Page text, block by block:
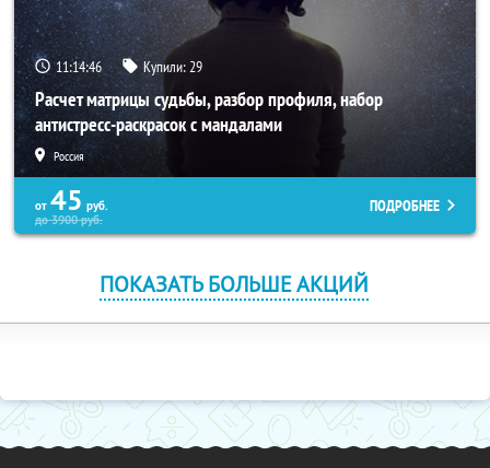
11:14:46 Купили:29
Расчет матрицы судьбы, разбор профиля, набор
антистресс-раскрасок с мандалами
Россия
от 45 руб.
до3900руб.
ПОДРОБНЕЕ
ПОКАЗАТЬ БОЛЬШЕ АКЦИЙ